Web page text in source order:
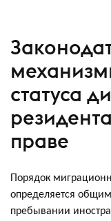
статуса
праве
Порядок
определяется
пребывании